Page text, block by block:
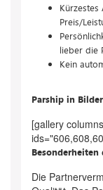
Preis/
lieber die
Kein
Parship in
[gallery
Besonderheiten
Die